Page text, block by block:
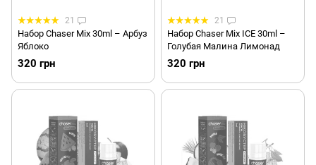
21
Набор Chaser Mix 30ml – Арбуз
Яблоко
320 грн
21
Набор Chaser Mix ICE 30ml –
Голубая Малина Лимонад
320 грн